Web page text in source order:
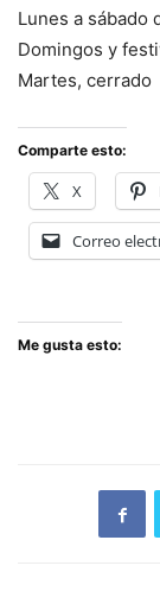
Lunes a sábado
Domingos y
Martes, cerrado
Comparte esto:
X
Correo
Me gusta esto: